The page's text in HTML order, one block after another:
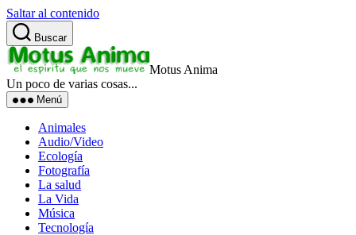
Saltar al contenido
Buscar
Motus Anima
Un poco de varias cosas...
Menú
Animales
Audio/Video
Ecología
Fotografía
La salud
La Vida
Música
Tecnología